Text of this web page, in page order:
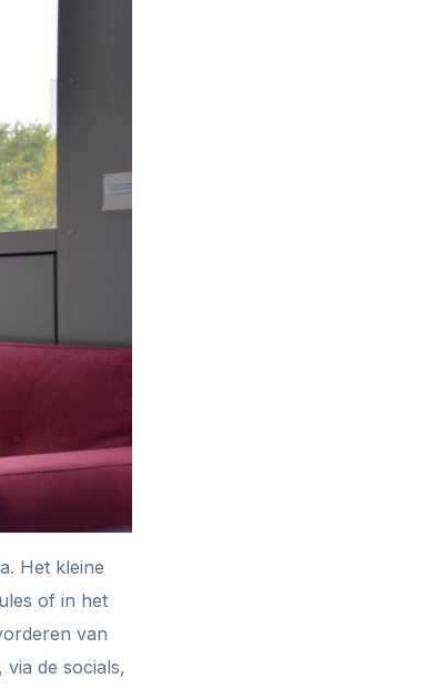
Het kleine
of in het
van
de socials,